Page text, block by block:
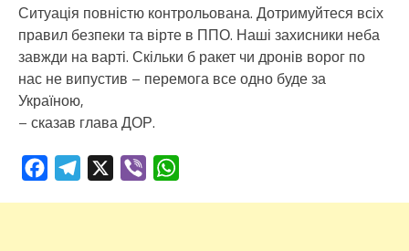
Ситуація повністю контрольована. Дотримуйтеся всіх
правил безпеки та вірте в ППО. Наші захисники неба
завжди на варті. Скільки б ракет чи дронів ворог по
нас не випустив – перемога все одно буде за
Україною,
– сказав глава ДОР.
FacebookTelegram Viber